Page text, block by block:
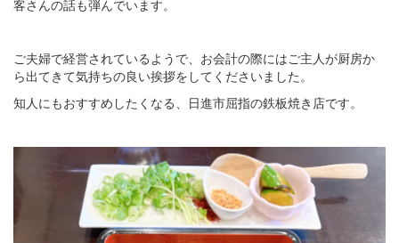
客さんの話も弾んでいます。
ご夫婦で経営されているようで、お会計の際にはご主人が厨房か
ら出てきて気持ちの良い挨拶をしてくださいました。
知人にもおすすめしたくなる、日進市屈指の鉄板焼き店です。